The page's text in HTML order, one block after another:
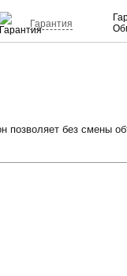
Гарантия
без смены